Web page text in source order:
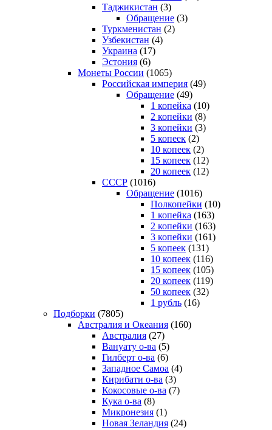
Таджикистан (3)
Обращение (3)
Туркменистан (2)
Узбекистан (4)
Украина (17)
Эстония (6)
Монеты России (1065)
Российская империя (49)
Обращение (49)
1 копейка (10)
2 копейки (8)
3 копейки (3)
5 копеек (2)
10 копеек (2)
15 копеек (12)
20 копеек (12)
СССР (1016)
Обращение (1016)
Полкопейки (10)
1 копейка (163)
2 копейки (163)
3 копейки (161)
5 копеек (131)
10 копеек (116)
15 копеек (105)
20 копеек (119)
50 копеек (32)
1 рубль (16)
Подборки (7805)
Австралия и Океания (160)
Австралия (27)
Вануату о-ва (5)
Гилберт о-ва (6)
Западное Самоа (4)
Кирибати о-ва (3)
Кокосовые о-ва (7)
Кука о-ва (8)
Микронезия (1)
Новая Зеландия (24)